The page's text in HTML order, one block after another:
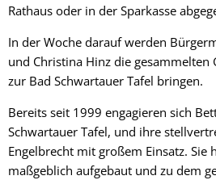
Rathaus oder in der Sparkasse
In der Woche darauf werden
und Christina Hinz die gesammelten
zur Bad Schwartauer Tafel bringen.
Bereits seit 1999 engagieren sich
Schwartauer Tafel, und ihre
Engelbrecht mit großem Einsatz. Sie
maßgeblich aufgebaut und zu dem